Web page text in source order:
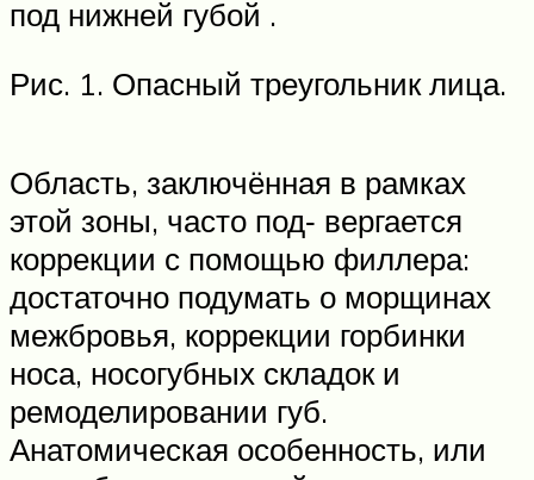
под нижней губой .
Рис. 1. Опасный треугольник лица.
Область, заключённая в рамках
этой зоны, часто под‑ вергается
коррекции с помощью филлера:
достаточно подумать о морщинах
межбровья, коррекции горбинки
носа, носогубных складок и
ремоделировании губ.
Анатомическая особенность, или